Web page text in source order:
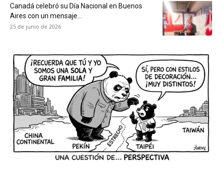
Canadá celebró su Día Nacional en Buenos
Aires con un mensaje...
25 de junio de 2026